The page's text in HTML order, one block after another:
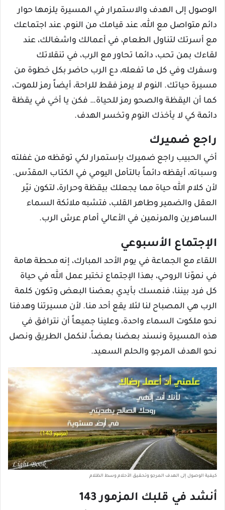
الوصول إلى الهدف والاستمرار في المسيرة يلزمها حوار
دائم متواصل مع الله، عند قيامك من النوم، عند اجتماعك
مع أسرتك لتناول الطعام، في أعمالك واشغالك، عند
لقاءك بمن تحب، دائما تحاور مع الرب، في تنقلاتك
وسفرك وفي كل ما تفعله، دع الرب حاضر بكل خطوة من
مسيرة حياتك. النوم لا يرمز فقط للراحة، أيضاً رمز للموت،
كما أن اليقظة والصحو رمز للحياة… فكن يا أخي في يقظة
دائمة كي لا يأخذك النوم وتخسر الهدف.
راجع ضميرك
أخي الحبيب راجع ضميرك بإستمرار لكي توقظه من غفلته
وسباته، أيقظه دائماً بالتأمل اليومي في الكتاب المقدّس.
لأن كلام الله حياة مما يجعلك بيقظة وحرارة، لتكون نيّر
العقل والضمير وطاهر القلب، فتشبه ملائكة السماء
الساهرين والمرنمين في الأعالي أمام عرش الرب.
الإجتماع الأسبوعي
اللقاء مع الجماعة في يوم الأحد المبارك، إنه محطة هامة
في نموّنا الروحي، بهذا الإجتماع نختبر عمل الله في حياة
كل فرد بيننا، فنمسك بأيدي بعضنا البعض وتكون كلمة
الرب هي المصباح لنا لئلا يقع أحد منا. لأن مسيرتنا وهدفنا
نحو ملكوت السماء واحدة، وعلينا جميعاً أن نترافق في
هذه المسيرة ونسند بعضنا بعضاً، لنكمل الطريق ونصل
نحو الهدف المرجو والحلم السعيد.
كيفية الوصول إلى الهدف المرجو وتحقيق الأحلام وسط الظلام
أنشد في قلبك المزمور 143